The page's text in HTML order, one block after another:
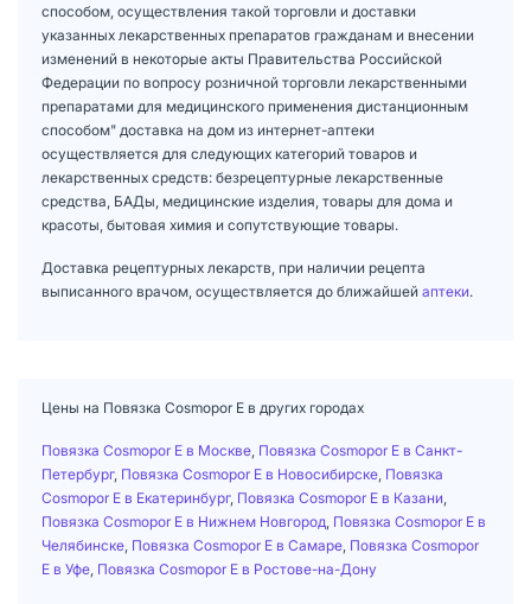
способом, осуществления такой торговли и доставки
указанных лекарственных препаратов гражданам и внесении
изменений в некоторые акты Правительства Российской
Федерации по вопросу розничной торговли лекарственными
препаратами для медицинского применения дистанционным
способом" доставка на дом из интернет-аптеки
осуществляется для следующих категорий товаров и
лекарственных средств: безрецептурные лекарственные
средства, БАДы, медицинские изделия, товары для дома и
красоты, бытовая химия и сопутствующие товары.
Доставка рецептурных лекарств, при наличии рецепта
выписанного врачом, осуществляется до ближайшей аптеки.
Цены на Повязка Cosmopor Е в других городах
Повязка Cosmopor Е в Москве Повязка Cosmopor Е в Санкт-
Петербург, Повязка Cosmopor Е в Новосибирске Повязка
Cosmopor Е в Екатеринбург, Повязка Cosmopor Е в Казани
Повязка Cosmopor Е в Нижнем Новгород Повязка Cosmopor Е в
Челябинске Повязка Cosmopor Е в Самаре Повязка Cosmopor
Е в Уфе Повязка Cosmopor Е в Ростове-на-Дону